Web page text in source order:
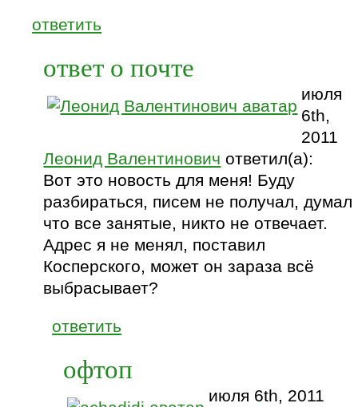
ответить
ответ о почте
июля
6th,
2011
Леонид Валентинович ответил(а):
Вот это новость для меня! Буду
разбираться, писем не получал, думал
что все занятые, никто не отвечает.
Адрес я не менял, поставил
Косперского, может он зараза всё
выбрасывает?
ответить
офтоп
июля 6th, 2011